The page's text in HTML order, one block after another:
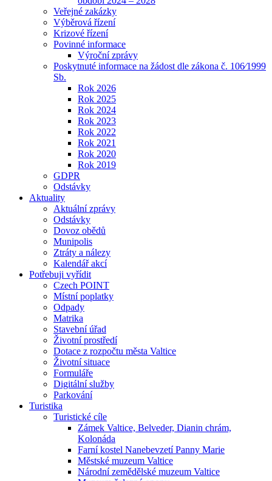
Veřejné zakázky
Výběrová řízení
Krizové řízení
Povinné informace
Výroční zprávy
Poskytnuté informace na žádost dle zákona č. 106⁄1999
Sb.
Rok 2026
Rok 2025
Rok 2024
Rok 2023
Rok 2022
Rok 2021
Rok 2020
Rok 2019
GDPR
Odstávky
Aktuality
Aktuální zprávy
Odstávky
Dovoz obědů
Munipolis
Ztráty a nálezy
Kalendář akcí
Potřebuji vyřídit
Czech POINT
Místní poplatky
Odpady
Matrika
Stavební úřad
Životní prostředí
Dotace z rozpočtu města Valtice
Životní situace
Formuláře
Digitální služby
Parkování
Turistika
Turistické cíle
Zámek Valtice, Belveder, Dianin chrám,
Kolonáda
Farní kostel Nanebevzetí Panny Marie
Městské muzeum Valtice
Národní zemědělské muzeum Valtice